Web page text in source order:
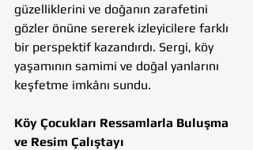
güzelliklerini ve doğanın zarafetini
gözler önüne sererek izleyicilere farklı
bir perspektif kazandırdı. Sergi, köy
yaşamının samimi ve doğal yanlarını
keşfetme imkânı sundu.
Köy Çocukları Ressamlarla Buluşma
ve Resim Çalıştayı